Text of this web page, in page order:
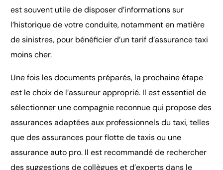
est souvent utile de disposer d’informations sur
l’historique de votre conduite, notamment en matière
de sinistres, pour bénéficier d’un tarif d’assurance taxi
moins cher.
Une fois les documents préparés, la prochaine étape
est le choix de l’assureur approprié. Il est essentiel de
sélectionner une compagnie reconnue qui propose des
assurances adaptées aux professionnels du taxi, telles
que des assurances pour flotte de taxis ou une
assurance auto pro. Il est recommandé de rechercher
des suggestions de collègues et d’experts dans le